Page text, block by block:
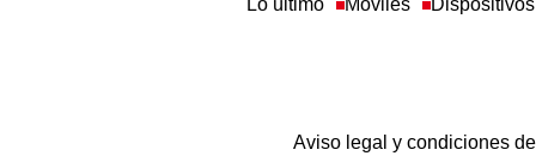
Lo último Móviles Dispositivos
Aviso legal y condiciones